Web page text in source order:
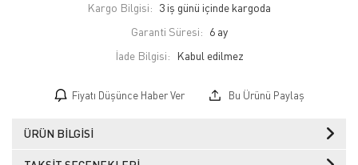
Kargo Bilgisi: 3 iş günü içinde kargoda
Garanti Süresi: 6 ay
İade Bilgisi:
Fiyatı Düşünce Haber Ver Bu Ürünü Paylaş
ÜRÜN BILGISI